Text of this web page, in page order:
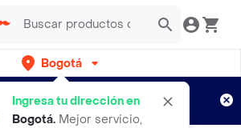
Bogotá
Ingresa tu dirección en
Bogotá. Mejor servicio,
gratis por semanas
Aplican TyC